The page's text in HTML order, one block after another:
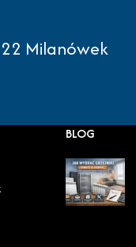
Milanówek
BLOG